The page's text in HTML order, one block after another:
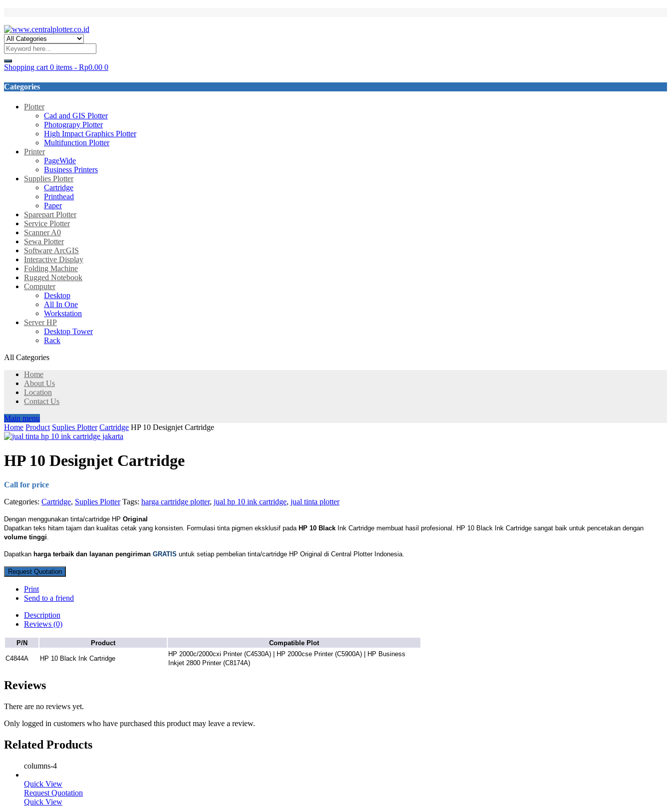
Shopping cart 0 items - Rp0.00 0
Categories
Plotter
Cad and GIS Plotter
Photograpy Plotter
High Impact Graphics Plotter
Multifunction Plotter
Printer
PageWide
Business Printers
Supplies Plotter
Cartridge
Printhead
Paper
Sparepart Plotter
Service Plotter
Scanner A0
Sewa Plotter
Software ArcGIS
Interactive Display
Folding Machine
Rugged Notebook
Computer
Desktop
All In One
Workstation
Server HP
Desktop Tower
Rack
All Categories
Home
About Us
Location
Contact Us
Main menu
Home Product Suplies Plotter Cartridge HP 10 Designjet Cartridge
HP 10 Designjet Cartridge
Call for price
Categories: Cartridge, Suplies Plotter Tags: harga cartridge plotter, jual hp 10 ink cartridge, jual tinta plotter
Dengan menggunakan tinta/cartridge HP Original
Dapatkan teks hitam tajam dan kualitas cetak yang konsisten. Formulasi tinta pigmen eksklusif pada HP 10 Black Ink Cartridge membuat hasil profesional. HP 10 Black Ink Cartridge sangat baik untuk pencetakan dengan
volume tinggi.
Dapatkan harga terbaik dan layanan pengiriman GRATIS untuk setiap pembelian tinta/cartridge HP Original di Central Plotter Indonesia.
Request Quotation
Print
Send to a friend
Description
Reviews (0)
P/N Product Compatible Plot
C4844A HP 10 Black Ink Cartridge
HP 2000c/2000cxi Printer(C4530A) | HP 2000cse Printer (C5900A) | HP Business
Inkjet 2800 Printer (C8174A)
Reviews
There are no reviews yet.
Only logged in customers who have purchased this product may leave a review.
Related Products
columns-4
Quick View
Request Quotation
Quick View